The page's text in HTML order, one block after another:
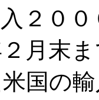
２０
月末
国の